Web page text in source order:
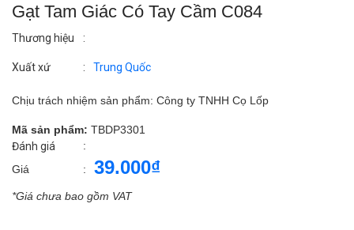
Gạt Tam Giác Có Tay Cầm C084
Thương hiệu :
Xuất xứ : Trung Quốc
Chịu trách nhiệm sản phẩm: Công ty TNHH Cọ Lốp
Mã sản phẩm: TBDP3301
Đánh giá
:
Giá
: 39.000₫
*Giá chưa bao gồm VAT